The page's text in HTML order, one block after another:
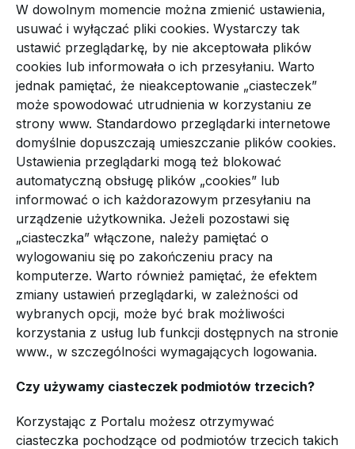
W dowolnym momencie można zmienić ustawienia,
usuwać i wyłączać pliki cookies. Wystarczy tak
ustawić przeglądarkę, by nie akceptowała plików
cookies lub informowała o ich przesyłaniu. Warto
jednak pamiętać, że nieakceptowanie „ciasteczek”
może spowodować utrudnienia w korzystaniu ze
strony www. Standardowo przeglądarki internetowe
domyślnie dopuszczają umieszczanie plików cookies.
Ustawienia przeglądarki mogą też blokować
automatyczną obsługę plików „cookies” lub
informować o ich każdorazowym przesyłaniu na
urządzenie użytkownika. Jeżeli pozostawi się
„ciasteczka” włączone, należy pamiętać o
wylogowaniu się po zakończeniu pracy na
komputerze. Warto również pamiętać, że efektem
zmiany ustawień przeglądarki, w zależności od
wybranych opcji, może być brak możliwości
korzystania z usług lub funkcji dostępnych na stronie
www., w szczególności wymagających logowania.
Czy używamy ciasteczek podmiotów trzecich?
Korzystając z Portalu możesz otrzymywać
ciasteczka pochodzące od podmiotów trzecich takich